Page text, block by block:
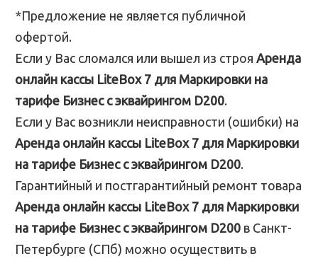
*Предложение не является публичной
офертой.
Если у Вас сломался или вышел из строя Аренда
онлайн кассы LiteBox 7 для Маркировки на
тарифе Бизнес с эквайрингом D200.
Если у Вас возникли неисправности (ошибки) на
Аренда онлайн кассы LiteBox 7 для Маркировки
на тарифе Бизнес с эквайрингом D200.
Гарантийный и постгарантийный ремонт товара
Аренда онлайн кассы LiteBox 7 для Маркировки
на тарифе Бизнес с эквайрингом D200 в Санкт-
Петербурге (СПб) можно осуществить в